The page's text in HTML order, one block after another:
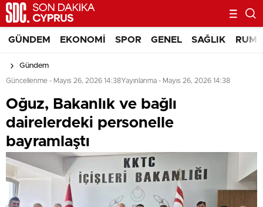
GÜNDEM EKONOMI SPOR GENEL SAĞLIK RUM
Gündem
Güncellenme - Mayıs 26, 2026 14:38Yayınlanma - Mayıs 26, 2026 14:38
Oğuz, Bakanlık ve bağlı
dairelerdeki personelle
bayramlaştı